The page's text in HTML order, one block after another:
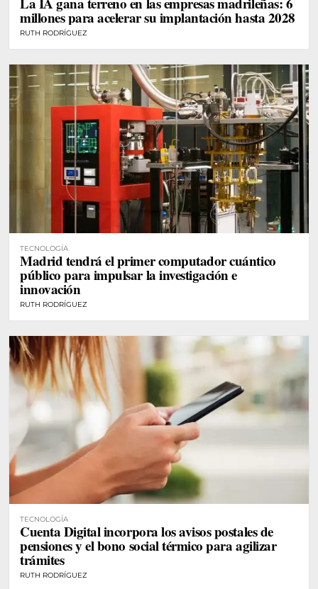
millones para acelerar su implantación hasta 2028
RUTH RODRÍGUEZ
TECNOLOGÍA
Madrid tendrá el primer computador cuántico
público para impulsar la investigación e
innovación
RUTH RODRÍGUEZ
TECNOLOGÍA
Cuenta Digital incorpora los avisos postales de
pensiones y el bono social térmico para agilizar
trámites
RUTH RODRÍGUEZ